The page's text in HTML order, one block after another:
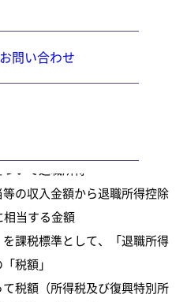
お問い合わせ
大内力の経営コラム
いて退職所得
の収入金額から退職所得控除
当する金額
を課税標準として、「退職所得
税額」
税額（所得税及び復興特別所